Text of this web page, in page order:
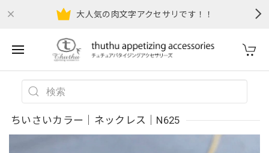
大人気の肉文字アクセサリです！！
ちいさいカラー｜ネックレス｜N625